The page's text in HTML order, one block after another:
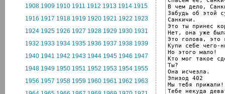
1908 1909 1910 1911 1912 1913 1914 1915
1916 1917 1918 1919 1920 1921 1922 1923
1924 1925 1926 1927 1928 1929 1930 1931
1932 1933 1934 1935 1936 1937 1938 1939
1940 1941 1942 1943 1944 1945 1946 1947
1948 1949 1950 1951 1952 1953 1954 1955
1956 1957 1958 1959 1960 1961 1962 1963
В чем дело,
Забудь об этой
Санкичи.
Это ты принес
Нет, она уже
Это голова, это
Купи себе чего-
Но этого мало!
Кто мог такое
Ты?
Она исчезла.
Эпизод 402
Мы тебя прижали!
Тебе некуда